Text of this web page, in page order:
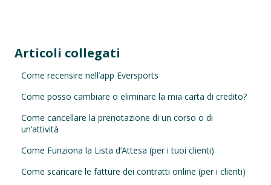
Articoli collegati
Come recensire nell’app Eversports
Come posso cambiare o eliminare la mia carta di credito?
Come cancellare la prenotazione di un corso o di
un’attività
Come Funziona la Lista d’Attesa (per i tuoi clienti)
Come scaricare le fatture dei contratti online (per i clienti)